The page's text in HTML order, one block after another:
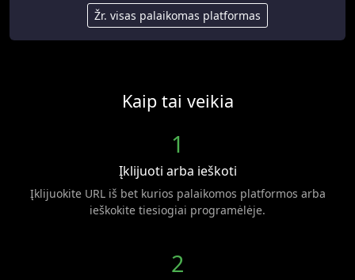
Žr. visas palaikomas platformas
Kaip tai veikia
1
Įklijuoti arba ieškoti
Įklijuokite URL iš bet kurios palaikomos platformos arba
ieškokite tiesiogiai programėlėje.
2